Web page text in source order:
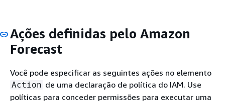
Ações definidas pelo Amazon
Forecast
Você pode especificar as seguintes ações no elemento
Action de uma declaração de política do IAM. Use
políticas para conceder permissões para executar uma